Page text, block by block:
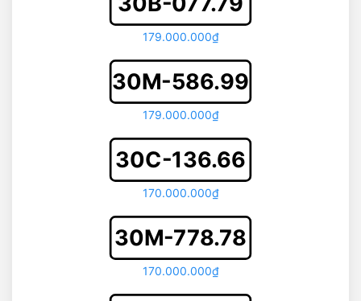
179.000.000₫
30M-586.99
179.000.000₫
30C-136.66
170.000.000₫
30M-778.78
170.000.000₫